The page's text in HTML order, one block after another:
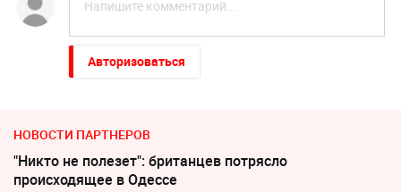
Авторизоваться
НОВОСТИ ПАРТНЕРОВ
"Никто не полезет": британцев потрясло
происходящее в Одессе